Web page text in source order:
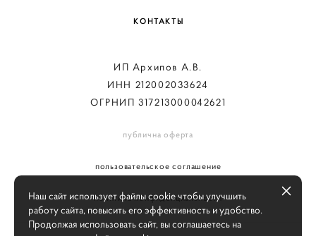
КОНТАКТЫ
ИП Архипов А.В.
ИНН 212002033624
ОГРНИП 317213000042621
публична оферта
пользовательское соглашение
политика конфиденциальности
Наш сайт использует файлы cookie чтобы улучшить
работу сайта, повысить его эффективность и удобство.
Продолжая использовать сайт, вы соглашаетесь на